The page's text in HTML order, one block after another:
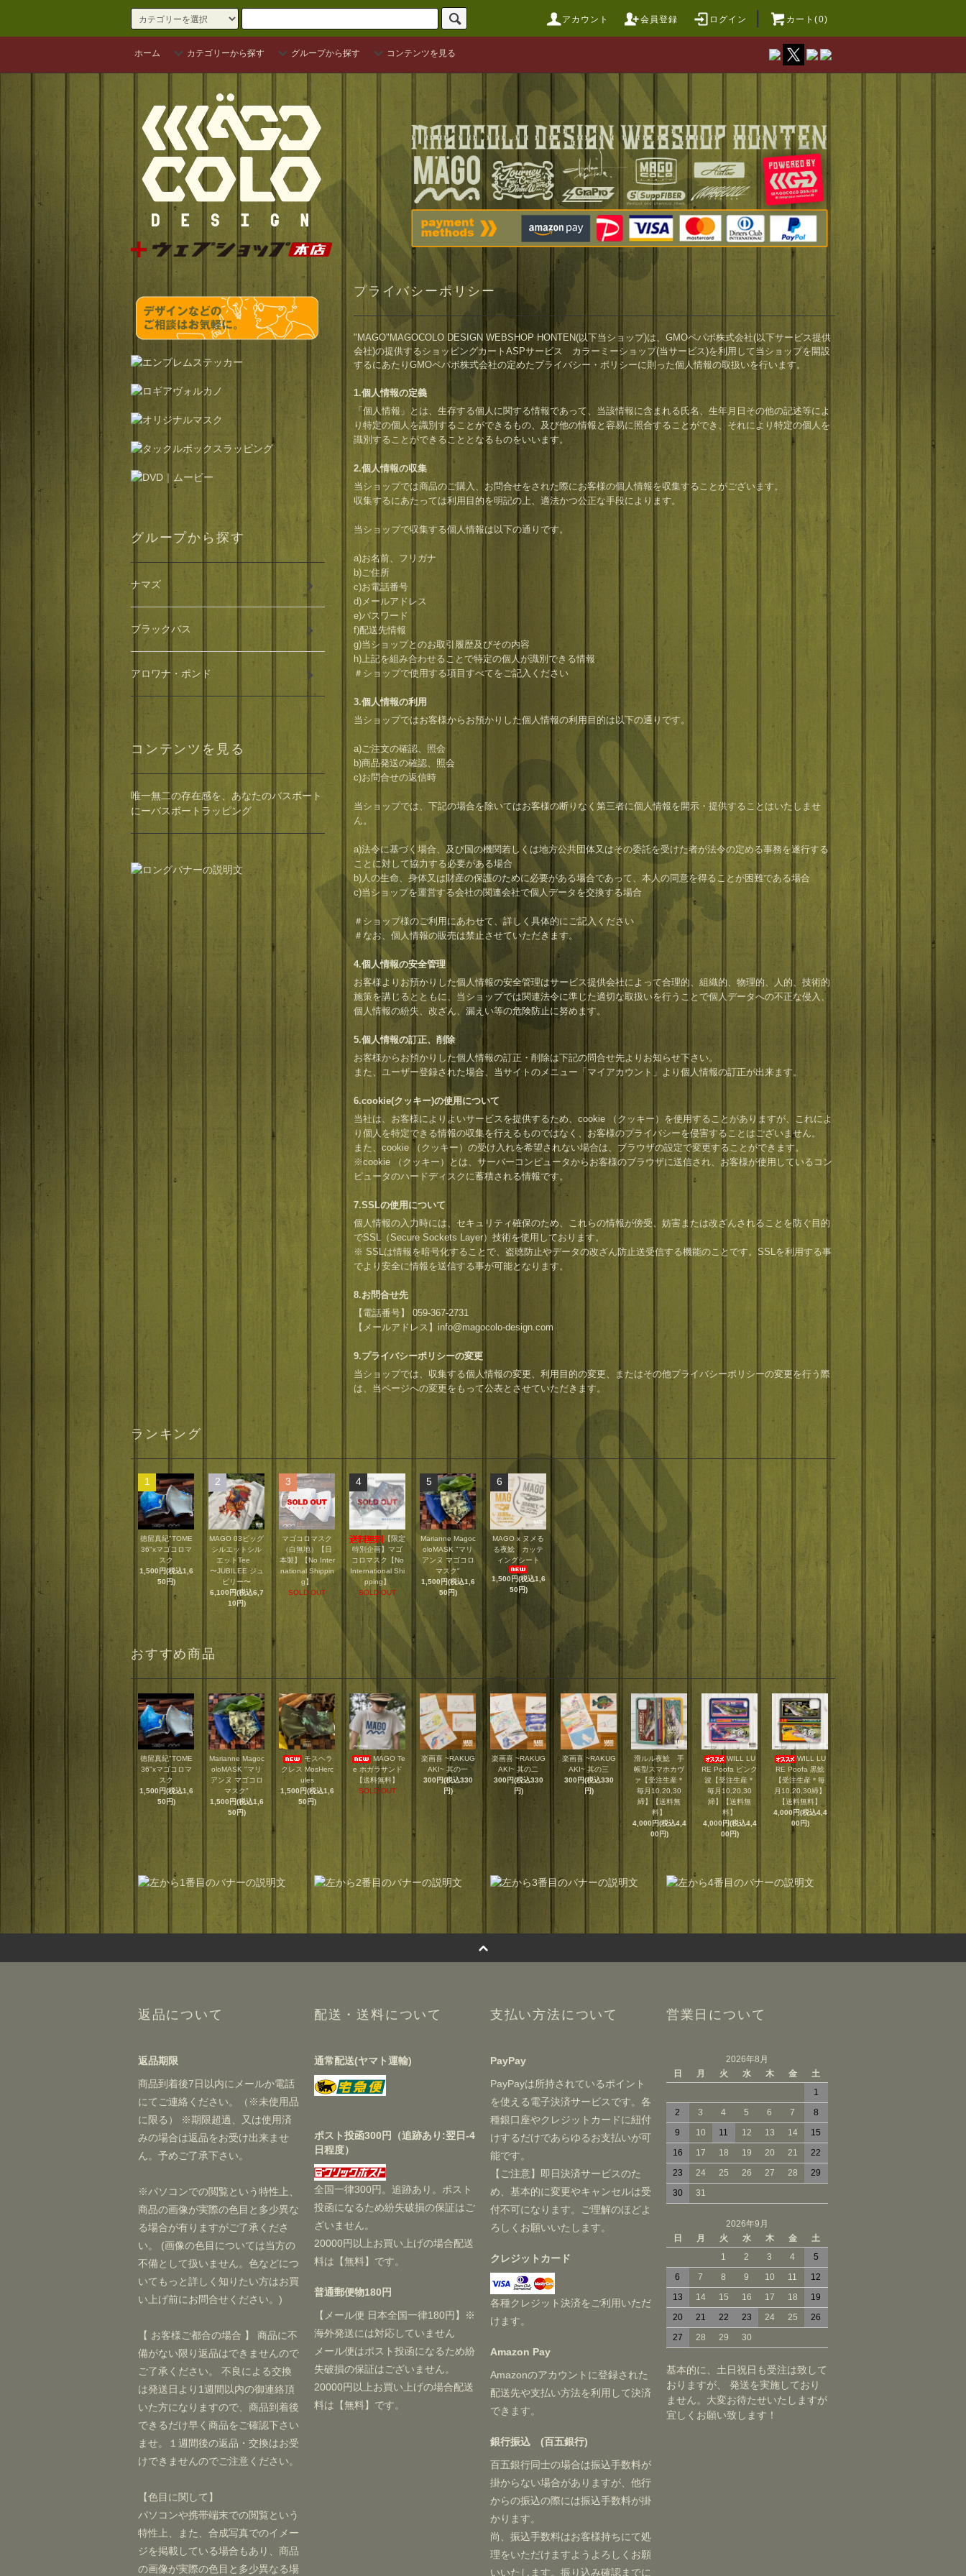
アカウント 会員登録 ログイン カート(0)
ホーム カテゴリーから探す グループから探す コンテンツを見る
プライバシーポリシー
"MAGO"MAGOCOLO DESIGN WEBSHOP HONTEN(以下当ショップ)は、 GMOペパボ株式会社(以下サービス提供
会社)の提供するショッピングカートASPサービス カラーミーショップ(当サービス)を利用して当ショップを開設
するにあたりGMOペパボ株式会社の定めたプライバシー・ポリシーに則った個人情報の取扱いを行います。
1.個人情報の定義
「個人情報」とは、生存する個人に関する情報であって、当該情報に含まれる氏名、生年月日その他の記述等によ
り特定の個人を識別することができるもの、及び他の情報と容易に照合することができ、それにより特定の個人を
識別することができることとなるものをいいます。
2.個人情報の収集
当ショップでは商品のご購入、お問合せをされた際にお客様の個人情報を収集することがございます。
収集するにあたっては利用目的を明記の上、適法かつ公正な手段によります。
当ショップで収集する個人情報は以下の通りです。
a)お名前、フリガナ
b)ご住所
c)お電話番号
d)メールアドレス
e)パスワード
f)配送先情報
g)当ショップとのお取引履歴及びその内容
h)上記を組み合わせることで特定の個人が識別できる情報
＃ショップで使用する項目すべてをご記入ください
3.個人情報の利用
当ショップではお客様からお預かりした個人情報の利用目的は以下の通りです。
a)ご注文の確認、照会
b)商品発送の確認、照会
c)お問合せの返信時
当ショップでは、下記の場合を除いてはお客様の断りなく第三者に個人情報を開示・提供することはいたしませ
ん。
a)法令に基づく場合、及び国の機関若しくは地方公共団体又はその委託を受けた者が法令の定める事務を遂行する
ことに対して協力する必要がある場合
b)人の生命、身体又は財産の保護のために必要がある場合であって、本人の同意を得ることが困難である場合
c)当ショップを運営する会社の関連会社で個人データを交換する場合
＃ショップ様のご利用にあわせて、詳しく具体的にご記入ください
＃なお、個人情報の販売は禁止させていただきます。
4.個人情報の安全管理
お客様よりお預かりした個人情報の安全管理はサービス提供会社によって合理的、組織的、物理的、人的、技術的
施策を講じるとともに、当ショップでは関連法令に準じた適切な取扱いを行うことで個人データへの不正な侵入、
個人情報の紛失、改ざん、漏えい等の危険防止に努めます。
5.個人情報の訂正、削除
お客様からお預かりした個人情報の訂正・削除は下記の問合せ先よりお知らせ下さい。
また、ユーザー登録された場合、当サイトのメニュー「マイアカウント」より個人情報の訂正が出来ます。
6.cookie(クッキー)の使用について
当社は、お客様によりよいサービスを提供するため、cookie （クッキー）を使用することがありますが、これによ
り個人を特定できる情報の収集を行えるものではなく、お客様のプライバシーを侵害することはございません。
また、cookie （クッキー）の受け入れを希望されない場合は、ブラウザの設定で変更することができます。
※cookie （クッキー）とは、サーバーコンピュータからお客様のブラウザに送信され、お客様が使用しているコン
ピュータのハードディスクに蓄積される情報です。
7.SSLの使用について
個人情報の入力時には、セキュリティ確保のため、これらの情報が傍受、妨害または改ざんされることを防ぐ目的
でSSL（Secure Sockets Layer）技術を使用しております。
※ SSLは情報を暗号化することで、盗聴防止やデータの改ざん防止送受信する機能のことです。SSLを利用する事
でより安全に情報を送信する事が可能となります。
8.お問合せ先
【電話番号】 059-367-2731
【メールアドレス】info@magocolo-design.com
9.プライバシーポリシーの変更
当ショップでは、収集する個人情報の変更、利用目的の変更、またはその他プライバシーポリシーの変更を行う際
は、当ページへの変更をもって公表とさせていただきます。
グループから探す
ナマズ
ブラックバス
アロワナ・ポンド
コンテンツを見る
唯一無二の存在感を、あなたのバスボート
にーバスボートラッピング
ランキング
1
徳留真紀"TOME
36"xマゴコロマ
スク
1,500円(税込1,6
50円)
2
MAGO 03ビッグ
シルエットシル
エットTee
〜JUBILEE ジュ
ビリー〜
6,100円(税込6,7
10円)
3
マゴコロマスク
（白無地）【日
本製】【No Inter
national Shippin
g】
SOLD OUT
4
【限定
特別企画】マゴ
コロマスク【No
International Shi
pping】
SOLD OUT
5
Marianne Magoc
oloMASK "マリ
アンヌ マゴコロ
マスク"
1,500円(税込1,6
50円)
6
MAGO x ヌメる
る夜鯰 カッテ
ィングシート
1,500円(税込1,6
50円)
おすすめ商品
徳留真紀"TOME
36"xマゴコロマ
スク
1,500円(税込1,6
50円)
Marianne Magoc
oloMASK "マリ
アンヌ マゴコロ
マスク"
1,500円(税込1,6
50円)
モスヘラ
クレス MosHerc
ules
1,500円(税込1,6
50円)
MAGO Te
e ホガラサンド
【送料無料】
SOLD OUT
楽画喜 ~RAKUG
AKI~ 其の一
300円(税込330
円)
楽画喜 ~RAKUG
AKI~ 其の二
300円(税込330
円)
楽画喜 ~RAKUG
AKI~ 其の三
300円(税込330
円)
滑ルル夜鯰 手
帳型スマホカヴ
ァ【受注生産＊
毎月10,20,30
締】【送料無
料】
4,000円(税込4,4
00円)
WILL LU
RE Poofa ピンク
波【受注生産＊
毎月10,20,30
締】【送料無
料】
4,000円(税込4,4
00円)
WILL LU
RE Poofa 黒鯰
【受注生産＊毎
月10,20,30締】
【送料無料】
4,000円(税込4,4
00円)
返品について
返品期限
商品到着後7日以内にメールか電話
にてご連絡ください。（※未使用品
に限る） ※期限超過、又は使用済
みの場合は返品をお受け出来ませ
ん。予めご了承下さい。
※パソコンでの閲覧という特性上、
商品の画像が実際の色目と多少異な
る場合が有りますがご了承くださ
い。 (画像の色目については当方の
不備として扱いません。色などにつ
いてもっと詳しく知りたい方はお買
い上げ前にお問合せください。)
【 お客様ご都合の場合 】 商品に不
備がない限り返品はできませんので
ご了承ください。 不良による交換
は発送日より1週間以内の御連絡頂
いた方になりますので、商品到着後
できるだけ早く商品をご確認下さい
ませ。１週間後の返品・交換はお受
けできませんのでご注意ください。
【色目に関して】
パソコンや携帯端末での閲覧という
特性上、また、合成写真でのイメー
ジを掲載している場合もあり、商品
の画像が実際の色目と多少異なる場
配送・送料について
通常配送(ヤマト運輸)
ポスト投函300円（追跡あり:翌日-4
日程度）
全国一律300円。追跡あり。ポスト
投函になるため紛失破損の保証はご
ざいません。
20000円以上お買い上げの場合配送
料は【無料】です。
普通郵便物180円
【メール便 日本全国一律180円】※
海外発送には対応していません
メール便はポスト投函になるため紛
失破損の保証はございません。
20000円以上お買い上げの場合配送
料は【無料】です。
支払い方法について
PayPay
PayPayは所持されているポイント
を使える電子決済サービスです。各
種銀口座やクレジットカードに紐付
けするだけであらゆるお支払いが可
能です。
【ご注意】即日決済サービスのた
め、基本的に変更やキャンセルは受
付不可になります。ご理解のほどよ
ろしくお願いいたします。
クレジットカード
各種クレジット決済をご利用いただ
けます。
Amazon Pay
Amazonのアカウントに登録された
配送先や支払い方法を利用して決済
できます。
銀行振込 (百五銀行)
百五銀行同士の場合は振込手数料が
掛からない場合がありますが、他行
からの振込の際には振込手数料が掛
かります。
尚、振込手数料はお客様持ちにて処
理をいただけますようよろしくお願
いいたします。振り込み確認までに
営業日について
2026年8月
日
月 火 水 木 金
土
1
2
3 4 5 6 7
8
9
10 11 12 13 14
15
16
17 18 19 20 21
22
23
24 25 26 27 28
29
30
31
2026年9月
日
月 火 水 木 金
土
1
2 3 4
5
6
7 8 9 10 11
12
13
14 15 16 17 18
19
20
21 22 23 24 25
26
27
28 29 30
基本的に、土日祝日も受注は致して
おりますが、 発送を実施しており
ません。大変お待たせいたしますが
宜しくお願い致します！